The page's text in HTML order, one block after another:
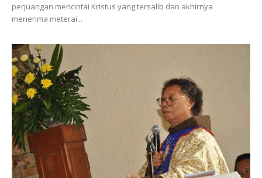
perjuangan mencintai Kristus yang tersalib dan akhirnya
menerima meterai...